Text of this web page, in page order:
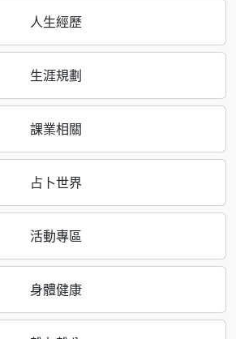
人生經歷
生涯規劃
課業相關
占卜世界
活動專區
身體健康